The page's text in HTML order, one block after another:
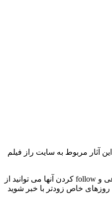
آثار مربوط به سایت راز فیلم
با رفتن به کانال های شبکه اجتماعی و follow کردن آنها می توانید از
روزهای خاص زودتر با خبر شوید